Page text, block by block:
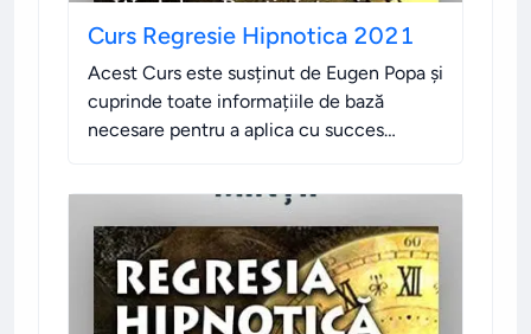
Curs Regresie Hipnotica 2021
Acest Curs este susținut de Eugen Popa și
cuprinde toate informațiile de bază
necesare pentru a aplica cu succes